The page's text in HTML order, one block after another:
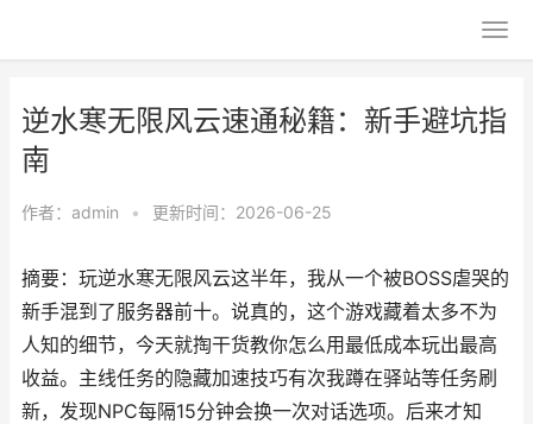
逆水寒无限风云速通秘籍：新手避坑指
南
作者： admin • 更新时间：2026-06-25
摘要：玩逆水寒无限风云这半年，我从一个被BOSS虐哭的
新手混到了服务器前十。说真的，这个游戏藏着太多不为
人知的细节，今天就掏干货教你怎么用最低成本玩出最高
收益。主线任务的隐藏加速技巧有次我蹲在驿站等任务刷
新，发现NPC每隔15分钟会换一次对话选项。后来才知